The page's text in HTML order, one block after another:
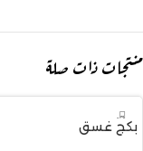
منتجات ذات صلة
نفذ
بكج غسق